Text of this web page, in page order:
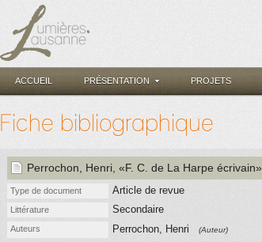
ACCUEIL PRÉSENTATION PROJETS
Fiche bibliographique
Perrochon, Henri , «F. C. de La Harpe écrivain»
Type de document Article de revue
Littérature Secondaire
Auteurs Perrochon, Henri (Auteur)